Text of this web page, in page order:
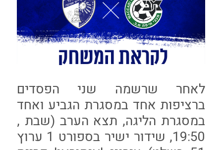
לאחר שרשמה שני הפסדים
ברציפות אחד במסגרת הגביע ואחד
במסגרת הליגה, תצא הערב (שבת ,
19:50, שידור ישיר בספורט 1 ערוץ